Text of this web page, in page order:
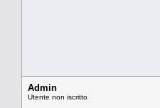
Admin
Utente non iscritto